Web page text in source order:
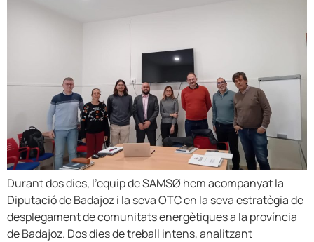
Durant dos dies, l’equip de SAMSØ hem acompanyat la
Diputació de Badajoz i la seva OTC en la seva estratègia de
desplegament de comunitats energètiques a la província
de Badajoz. Dos dies de treball intens, analitzant